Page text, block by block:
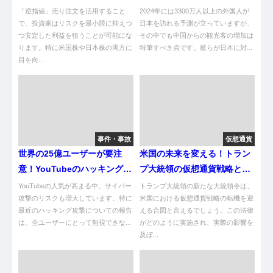
「逆指値」売り注文を活用すること
で、投資家はリスクを最小限に抑えつ
つ安定した利益を狙うことが可能にな
ります。特に米国株や日本株の両方に
目を向...
人の心変わり
2024年には3300万人以上の外国人が
日本を訪れる予測が立っていますが、
その中でも中国からの観光客の増加は
特筆すべき点です。彼らが日本に対...
事件・事故
世界の25億ユーザーが要注
意！YouTubeのハッキング手
口とは？
YouTubeの人気が高まる中、サイバー
攻撃のリスクも増大しています。特に
最近のハッキング攻撃についての報告
は、全ユーザーにとって無視できな...
仮想通貨
米国の未来を変える！トラン
プ大統領の仮想通貨戦略とそ
の影響
トランプ大統領の新たな大統領令は、
米国における仮想通貨戦略の転機を迎
える合図と言えるでしょう。この法律
がどのように実施され、実際の影響を
及ぼ...